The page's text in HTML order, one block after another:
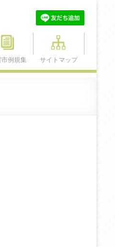
市例規集 サイトマップ